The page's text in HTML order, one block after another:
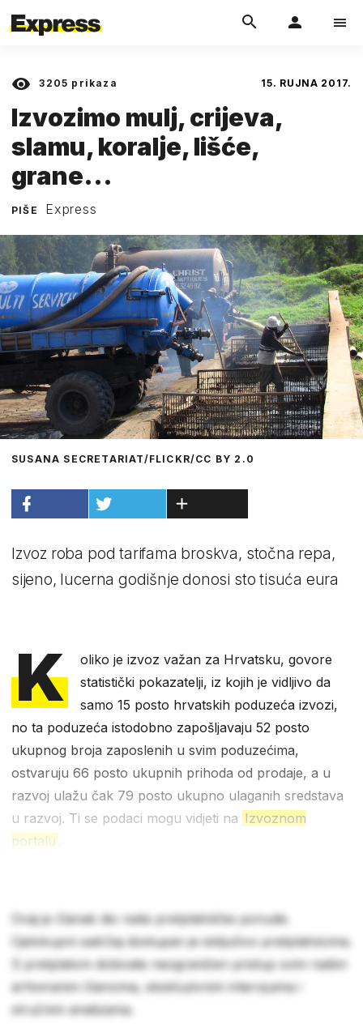
3205 prikaza 15. RUJNA 2017.
Izvozimo mulj, crijeva,
slamu, koralje, lišće,
grane...
PIŠE Express
SUSANA SECRETARIAT/FLICKR/CC BY 2.0
Izvoz roba pod tarifama broskva, stočna repa,
sijeno, lucerna godišnje donosi sto tisuća eura
K
oliko je izvoz važan za Hrvatsku, govore
statistički pokazatelji, iz kojih je vidljivo da
samo 15 posto hrvatskih poduzeća izvozi,
no ta poduzeća istodobno zapošljavaju 52 posto
ukupnog broja zaposlenih u svim poduzećima,
ostvaruju 66 posto ukupnih prihoda od prodaje, a u
razvoj ulažu čak 79 posto ukupno ulaganih sredstava
u razvoj. Ti se podaci mogu vidjeti na Izvoznom
portalu
Ovaj je članak dio naše pretplatničke ponude.
Cjelokupni sadržaj dostupan je isključivo pretplatnicima.
S pretplatom dobivate neograničen pristup svim našim
arhiviranim člancima, ekskluzivnim intervjuima i
stručnim analizama.